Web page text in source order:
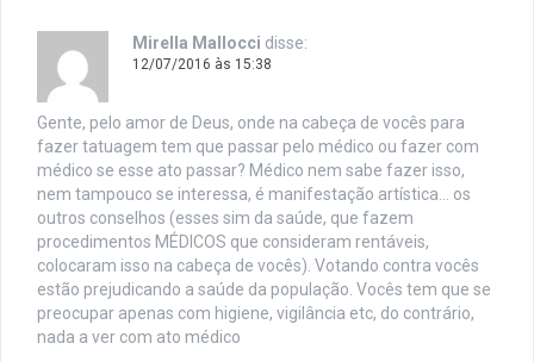
Mirella Mallocci disse:
12/07/2016 às 15:38
Gente, pelo amor de Deus, onde na cabeça de vocês para
fazer tatuagem tem que passar pelo médico ou fazer com
médico se esse ato passar? Médico nem sabe fazer isso,
nem tampouco se interessa, é manifestação artística… os
outros conselhos (esses sim da saúde, que fazem
procedimentos MÉDICOS que consideram rentáveis,
colocaram isso na cabeça de vocês). Votando contra vocês
estão prejudicando a saúde da população. Vocês tem que se
preocupar apenas com higiene, vigilância etc, do contrário,
nada a ver com ato médico